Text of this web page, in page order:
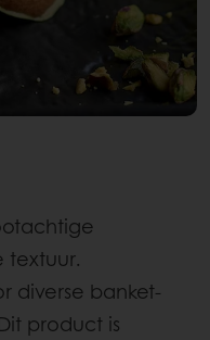
textuur.
diverse banket-
product is